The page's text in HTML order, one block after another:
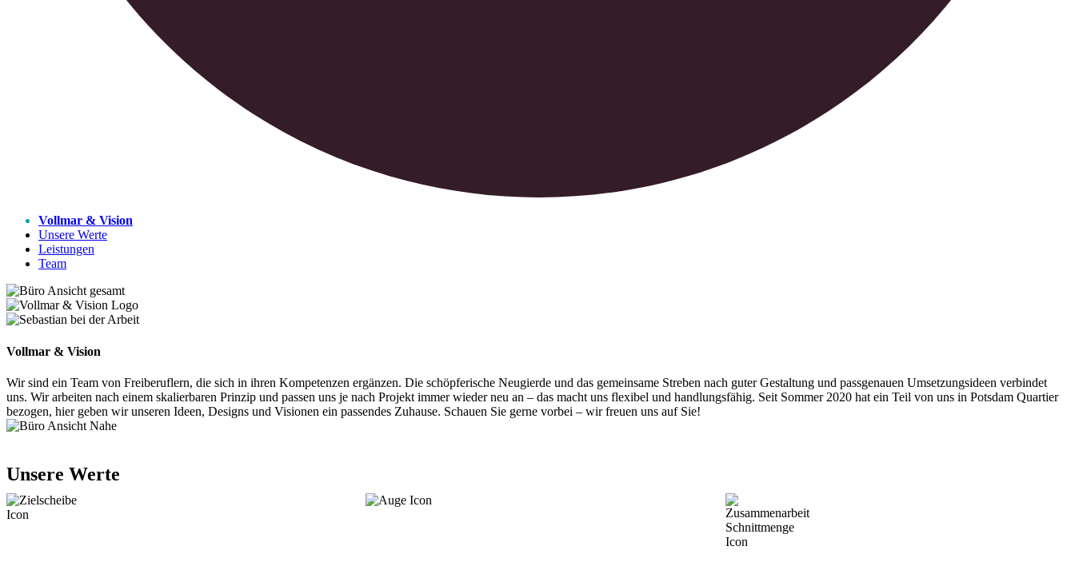
Vollmar & Vision
Unsere Werte
Leistungen
Team
Vollmar & Vision
Wir sind ein Team von Freiberuflern, die sich in ihren Kompetenzen ergänzen. Die schöpferische Neugierde und das gemeinsame Streben nach guter Gestaltung und passgenauen Umsetzungsideen verbindet
uns. Wir arbeiten nach einem skalierbaren Prinzip und passen uns je nach Projekt immer wieder neu an – das macht uns flexibel und handlungsfähig. Seit Sommer 2020 hat ein Teil von uns in Potsdam Quartier
bezogen, hier geben wir unseren Ideen, Designs und Visionen ein passendes Zuhause. Schauen Sie gerne vorbei – wir freuen uns auf Sie!
Unsere Werte